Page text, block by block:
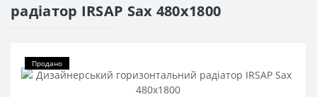
радіатор IRSAP Sax 480x1800
Продано